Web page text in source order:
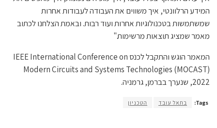
המידע הרלוונטי, איך משווים את העבודה לעבודות אחרות
שמשתמשות בטכנולוגיות אחרות ועוד רבות. ובאמת הצלחנו לכתוב
מאמר שמציג תוצאות מרשימות."
המאמר הוגש והתקבל לכנס IEEE International Conference on
Modern Circuits and Systems Technologies (MOCAST)
2022, שנערך בברמן, גרמניה.
Tags: בתאל עובד הטכניון